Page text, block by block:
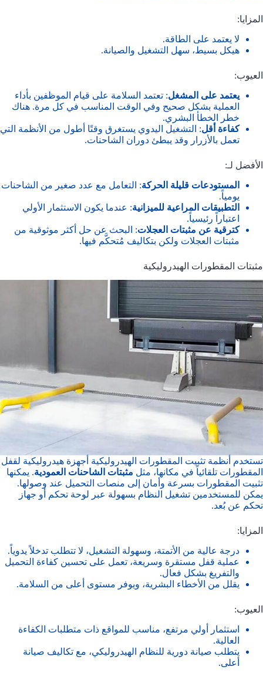
المزايا:
لا يعتمد على الطاقة.
هيكل بسيط، سهل التشغيل والصيانة.
العيوب:
يعتمد على المشغل: تعتمد السلامة على قيام الموظفين بأداء
العملية بشكل صحيح وفي الوقت المناسب في كل مرة. هناك
خطر الخطأ البشري.
كفاءة أقل: التشغيل اليدوي يستغرق وقتًا أطول من الأنظمة التي
تعمل بالأزرار وقد يبطئ دوران الشاحنات.
الأفضل لـ:
المستودعات قليلة الحركة: التعامل مع عدد صغير من الشاحنات
يومياً.
التطبيقات المراعية للميزانية: عندما يكون الاستثمار الأولي
اعتباراً رئيسياً.
كترقية عن مثبتات العجلات: البحث عن حل أكثر موثوقية من
مثبتات العجلات ولكن بتكاليف مُتحكَّم فيها.
مثبتات المقطورات الهيدروليكية
تستخدم أنظمة تثبيت المقطورات الهيدروليكية أجهزة هيدروليكية لقفل
المقطورات تلقائياً في مكانها، مثل مثبتات الشاحنات العمودية. يمكنها
تثبيت المقطورات بسرعة وأمان إلى منصات التحميل عند وصولها.
يمكن للمستخدمين تشغيل النظام بسهولة عبر لوحة تحكم أو جهاز
تحكم عن بُعد.
المزايا:
درجة عالية من الأتمتة، وسهولة التشغيل، لا تتطلب تدخلاً يدوياً.
عملية قفل مستقرة وسريعة، تعمل على تحسين كفاءة التحميل
والتفريغ بشكل فعال.
يقلل من الأخطاء البشرية، ويوفر مستوى أعلى من السلامة.
العيوب:
استثمار أولي مرتفع، مناسب للمواقع ذات متطلبات الكفاءة
العالية.
يتطلب صيانة دورية للنظام الهيدروليكي، مع تكاليف صيانة
أعلى.